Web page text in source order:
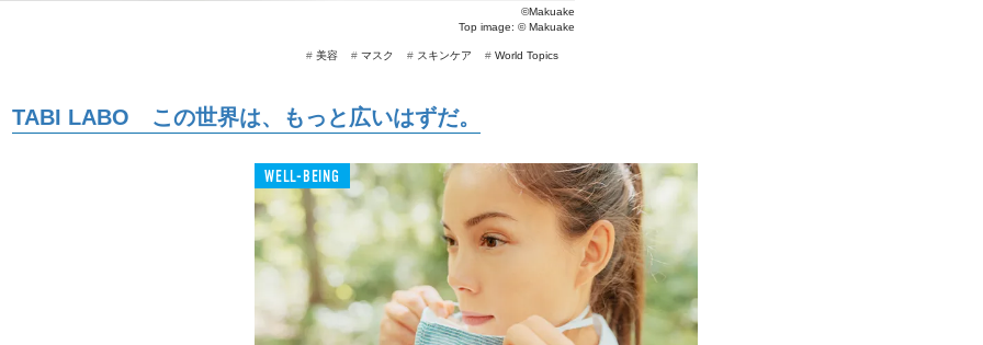
©Makuake
Top image: ©Makuake
# World Topics
# スキンケア
# マスク
# 美容
TABI LABO この世界は、もっと広いはずだ。
WELL-BEING